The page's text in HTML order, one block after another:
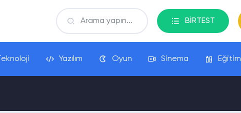
BİRTEST
Teknoloji Yazılım Oyun Sinema Eğitim